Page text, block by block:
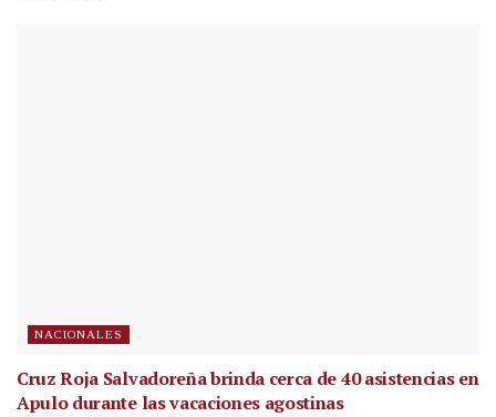
NACIONALES
Cruz Roja Salvadoreña brinda cerca de 40 asistencias en
Apulo durante las vacaciones agostinas